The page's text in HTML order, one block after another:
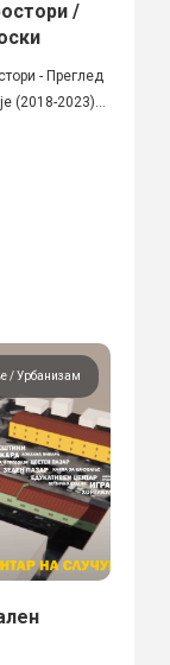
/
- Преглед
(2018-2023)...
Урбанизам